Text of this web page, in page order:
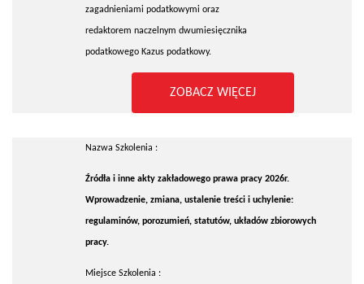
zagadnieniami podatkowymi oraz
redaktorem naczelnym dwumiesięcznika
podatkowego Kazus podatkowy.
ZOBACZ WIĘCEJ
Nazwa Szkolenia :
Źródła i inne akty zakładowego prawa pracy 2026r.
Wprowadzenie, zmiana, ustalenie treści i uchylenie:
regulaminów, porozumień, statutów, układów zbiorowych
pracy.
Miejsce Szkolenia :